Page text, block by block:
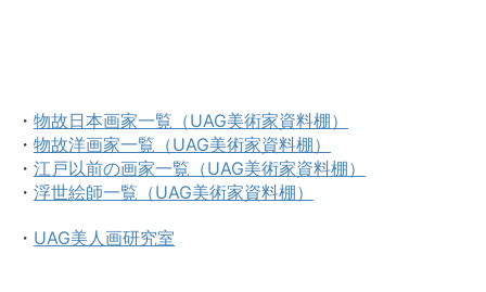
・ 物故日本画家一覧（UAG美術家資料棚）
・ 物故洋画家一覧（UAG美術家資料棚）
・ 江戸以前の画家一覧（UAG美術家資料棚）
・ 浮世絵師一覧（UAG美術家資料棚）
・ UAG美人画研究室